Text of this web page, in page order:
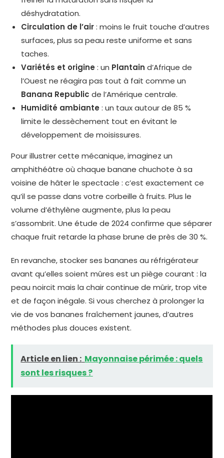
déshydratation.
Circulation de l’air: moins le fruit touche d’autres
surfaces, plus sa peau reste uniforme et sans
taches.
Variétés et origine : un Plantain d’Afrique de
l’Ouest ne réagira pas tout à fait comme un
Banana Republic de l’Amérique centrale.
Humidité ambiante : un taux autour de 85 %
limite le dessèchement tout en évitant le
développement de moisissures.
Pour illustrer cette mécanique, imaginez un
amphithéâtre où chaque banane chuchote à sa
voisine de hâter le spectacle : c’est exactement ce
qu’il se passe dans votre corbeille à fruits. Plus le
volume d’éthylène augmente, plus la peau
s’assombrit. Une étude de 2024 confirme que séparer
chaque fruit retarde la phase brune de près de 30 %.
En revanche, stocker ses bananes au réfrigérateur
avant qu’elles soient mûres est un piège courant : la
peau noircit mais la chair continue de mûrir, trop vite
et de façon inégale. Si vous cherchez à prolonger la
vie de vos bananes fraîchement jaunes, d’autres
méthodes plus douces existent.
Article en lien : Mayonnaise périmée : quels
sont les risques ?